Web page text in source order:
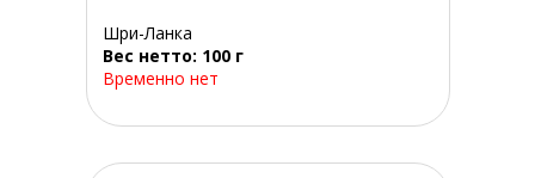
Шри-Ланка
Вес нетто: 100 г
Временно нет